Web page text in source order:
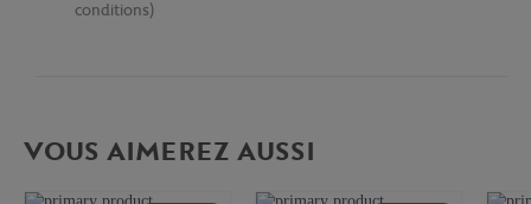
conditions)
VOUS AIMEREZ AUSSI